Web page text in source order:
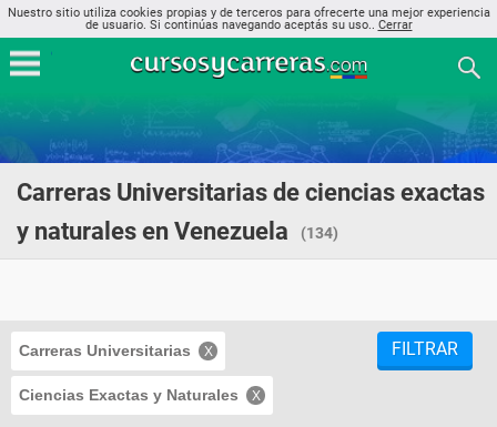
Nuestro sitio utiliza cookies propias y de terceros para ofrecerte una mejor experiencia
de usuario. Si continúas navegando aceptás su uso.. Cerrar
Carreras Universitarias de ciencias exactas
y naturales en Venezuela
(134)
Carreras Universitarias
Ciencias Exactas y Naturales
FILTRAR